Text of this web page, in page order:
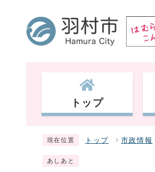
トップ
現在位置 トップ 市政情報
あしあと